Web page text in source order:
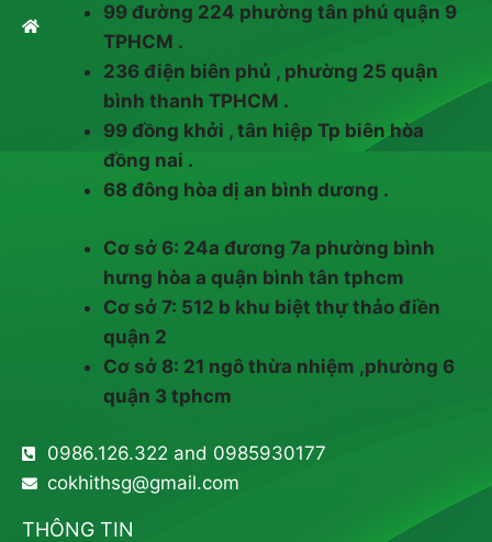
99 đường 224 phường tân phú quận 9
TPHCM .
236 điện biên phủ , phường 25 quận
bình thanh TPHCM .
99 đồng khởi , tân hiệp Tp biên hòa
đồng nai .
68 đông hòa dị an bình dương .
Cơ sở 6: 24a đương 7a phường bình
hưng hòa a quận bình tân tphcm
Cơ sở 7: 512 b khu biệt thự thảo điền
quận 2
Cơ sở 8: 21 ngô thừa nhiệm ,phường 6
quận 3 tphcm
0986.126.322 and 0985930177
cokhithsg@gmail.com
THÔNG TIN